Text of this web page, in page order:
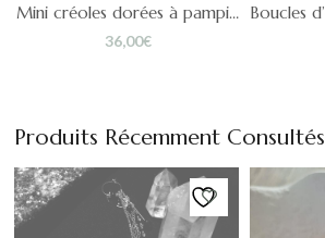
Mini créoles dorées à pampilles Sarah
36,00€
Produits Récemment Consultés